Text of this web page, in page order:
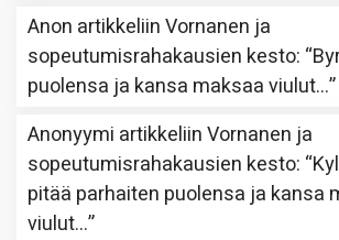
Anon artikkeliinVornanen ja
sopeutumisrahakausien kesto: “
puolensa ja kansa maksaa viulut…”
Anonyymi artikkeliinVornanen ja
sopeutumisrahakausien kesto: “
pitää parhaiten puolensa ja kansa
viulut…”